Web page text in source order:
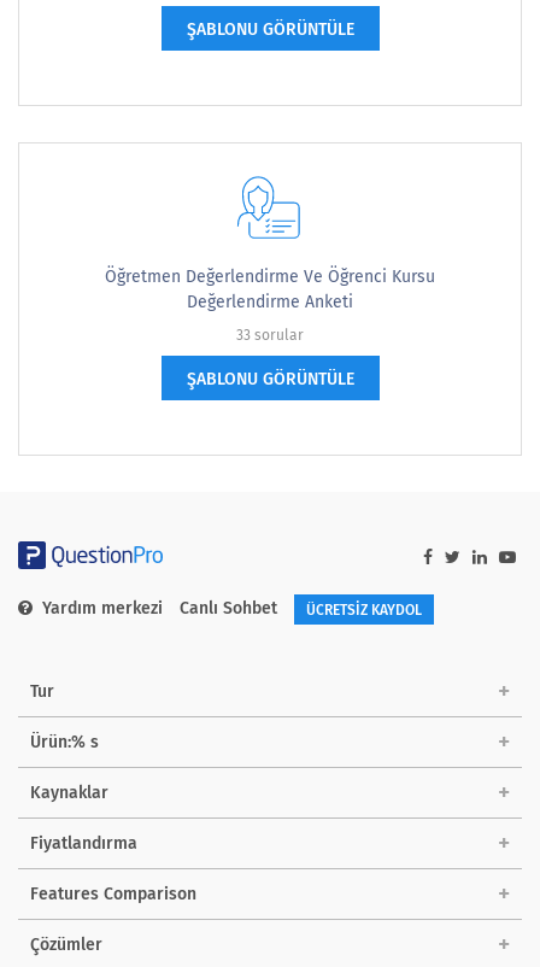
ŞABLONU GÖRÜNTÜLE
Öğretmen Değerlendirme Ve Öğrenci Kursu
Değerlendirme Anketi
33 sorular
ŞABLONU GÖRÜNTÜLE
Yardım merkezi Canlı Sohbet ÜCRETSİZ KAYDOL
Tur
Ürün:% s
Kaynaklar
Fiyatlandırma
Features Comparison
Çözümler